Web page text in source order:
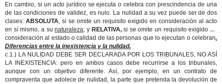
En cambio, si un acto jurídico se ejecuta o celebra con prescindencia de una
de las condiciones de validez, es nulo. La nulidad a su vez puede ser de dos
clases: ABSOLUTA, si se omite un requisito exigido en consideración al acto
en sí mismo, a sunaturaleza; y RELATIVA,si se omite un requisito exigido en
consideración al estado o calidad de las personas que lo ejecutan o celebran.
Diferencias entre la inexistencia y la nulidad.
c.1.) LA NULIDAD DEBE SER DECLARADA POR LOS TRIBUNALES, NO ASÍ
LA INEXISTENCIA: pero en ambos casos debe recurrirse a los tribunales,
aunque con un objetivo diferente. Así, por ejemplo, en un contrato de
compraventa que adolece de nulidad, la parte que pretenda la devolución de